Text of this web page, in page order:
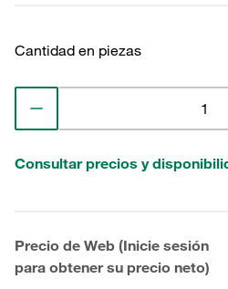
Cantidad en piezas
Consultar precios y
Precio de Web (Inicie sesión
para obtener su precio neto)